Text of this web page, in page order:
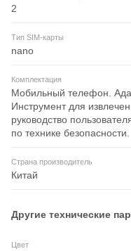
2
Тип SIM-карты
nano
Комплектация
Мобильный телефон.
Инструмент для
руководство
по технике безопасности.
Страна производитель
Китай
Другие технические
Цвет